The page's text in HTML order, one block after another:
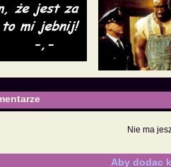
Nie ma
Aby dodac